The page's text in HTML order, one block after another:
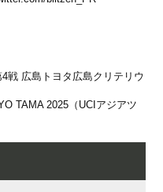
戦 広島トヨタ広島クリテリウ
TAMA 2025（UCIアジアツ